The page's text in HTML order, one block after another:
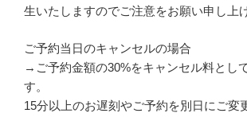
生いたしますのでご注意をお願い申し上
ご予約当日のキャンセルの場合
→ご予約金額の30%をキャンセル料とし
す。
15分以上のお遅刻やご予約を別日にご変